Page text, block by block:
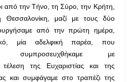
από την Τήνο, τη Σύρο, την Κρήτη,
μαζί με τους δύο
από την πρώτη ημέρα,
μία αδελφική παρέα, που
συμπροσευχθήκαμε με
της Ευχαριστίας και της
και συμφάγαμε στο τραπέζι της